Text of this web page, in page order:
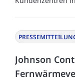
Johnson